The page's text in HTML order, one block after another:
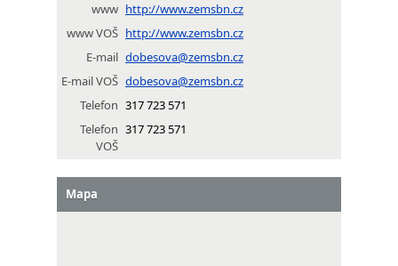
www http://www.zemsbn.cz
www VOŠ http://www.zemsbn.cz
E-mail dobesova@zemsbn.cz
E-mail VOŠ dobesova@zemsbn.cz
Telefon 317 723 571
Telefon
VOŠ
317 723 571
Mapa